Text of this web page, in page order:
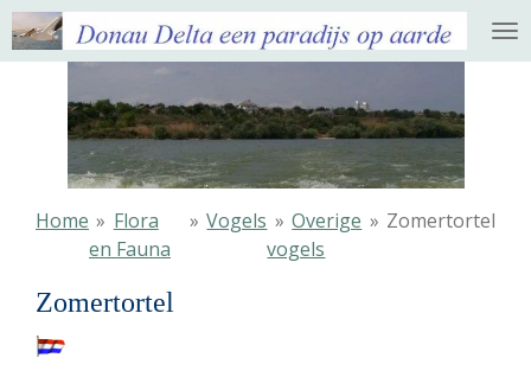
Ga
direct
hoofdinhoud
Home » Flora
en Fauna
» Vogels » Overige
vogels
» Zomertortel
Zomertortel